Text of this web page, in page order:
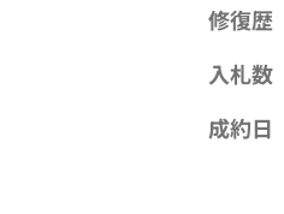
修復歴
入札数
成約日